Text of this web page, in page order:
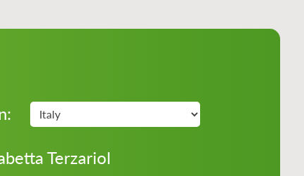
Terzariol